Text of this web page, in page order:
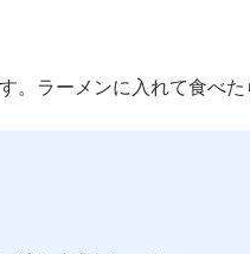
。ラーメンに入れて食べた